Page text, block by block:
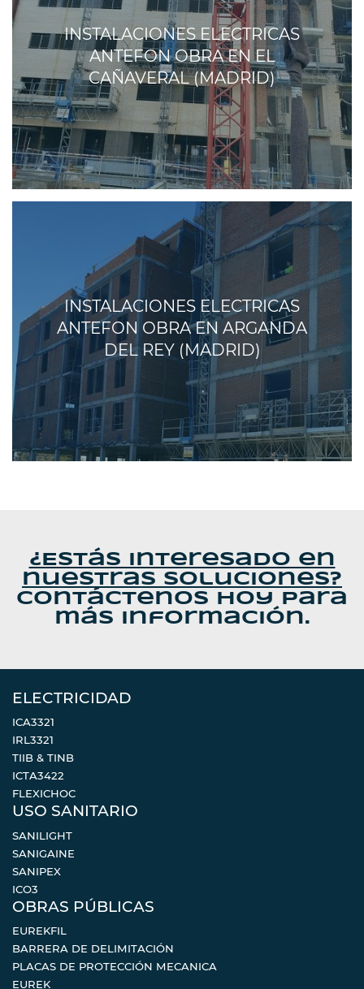
INSTALACIONES ELECTRICAS
ANTEFON OBRA EN EL
CAÑAVERAL (MADRID)
INSTALACIONES ELECTRICAS
ANTEFON OBRA EN ARGANDA
DEL REY (MADRID)
¿Estás interesado en
nuestras soluciones?
Contáctenos hoy para
más información.
ELECTRICIDAD
ICA3321
IRL3321
TIIB & TINB
ICTA3422
FLEXICHOC
USO SANITARIO
SANILIGHT
SANIGAINE
SANIPEX
ICO3
OBRAS PÚBLICAS
EUREKFIL
BARRERA DE DELIMITACIÓN
PLACAS DE PROTECCIÓN MECANICA
EUREK